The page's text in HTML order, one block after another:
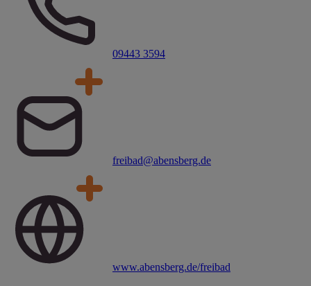
09443 3594
freibad@abensberg.de
www.abensberg.de/freibad